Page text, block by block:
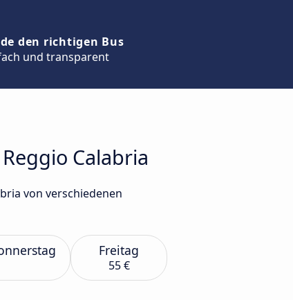
den richtigen Bus
und transparent
Calabria
von verschiedenen
Freitag
55 €